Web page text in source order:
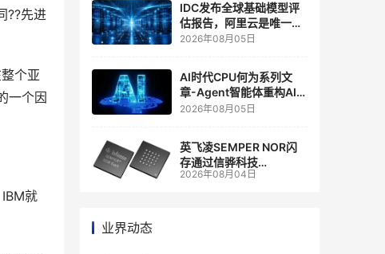
??先进
个亚
一个因
就
IDC发布全球基础模型评
估报告，阿里云是唯一入
选“领导者”象限的中国厂
2026年08月05日
AI时代CPU何为系列文
章-Agent智能体重构AI
Infra基础设施
2026年08月05日
英飞凌SEMPER NOR闪
存通过信骅科技
AST2700 BMC认证，全
2026年08月04日
业界动态